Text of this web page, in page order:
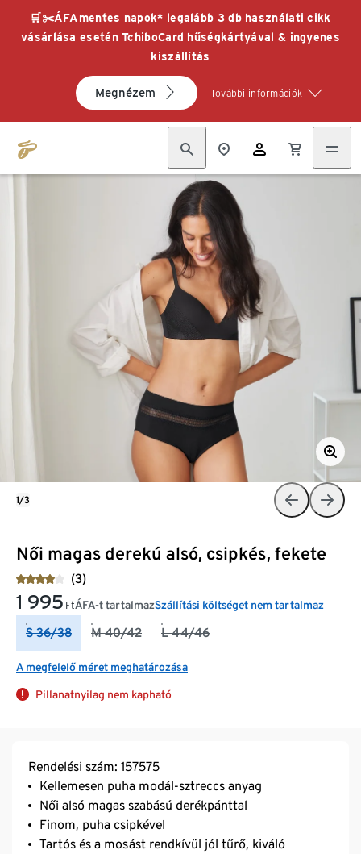
🛒✂️ÁFAmentes napok* legalább 3 db használati cikk
vásárlása esetén TchiboCard hűségkártyával & ingyenes
kiszállítás
Megnézem További információk
Női magas derekú alsó, csipkés, fekete
(3)
1 995 FtÁFA-t tartalmazSzállítási költséget nem tartalmaz
S 36/38 M 40/42 L 44/46
A megfelelő méret meghatározása
Pillanatnyilag nem kapható
1/3
Rendelési szám: 157575
Kellemesen puha modál-sztreccs anyag
Női alsó magas szabású derékpánttal
Finom, puha csipkével
Tartós és a mosást rendkívül jól tűrő, kiváló